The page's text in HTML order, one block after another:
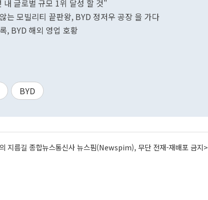
글로벌 규모 1위 달성 할 것"
모빌리티 끝판왕, BYD 정저우 공장 을 가다
, BYD 해외 영업 호황
BYD
지름길 종합뉴스통신사 뉴스핌(Newspim), 무단 전재-재배포 금지>